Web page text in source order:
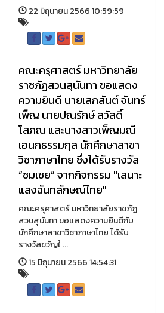
22 มิถุนายน 2566 10:59:59
คณะครุศาสตร์ มหาวิทยาลัย
ราชภัฏสวนสุนันทา ขอแสดง
ความยินดี นายเสกสันต์ จันทร์
เพ็ญ นายปณรักษ์ สวัสดิ์
โสภณ และนางสาวเพ็ญมณี
เอนกธรรมกุล นักศึกษาสาขา
วิชาภาษาไทย ซึ่งได้รับรางวัล
“ชมเชย” จากกิจกรรม "เสนาะ
แสงฉันทลักษณ์ไทย"
คณะครุศาสตร์ มหาวิทยาลัยราชภัฏ
สวนสุนันทา ขอแสดงความยินดีกับ
นักศึกษาสาขาวิชาภาษาไทย ได้รับ
รางวัลขวัญใ ...
15 มิถุนายน 2566 14:54:31